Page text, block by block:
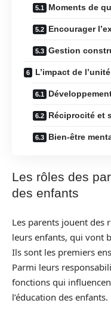
Moments de
Encourager
Gestion
L’impact de
Réciprocité et
Bien-être
Les rôles des
des enfants
Les parents jouent des
leurs enfants, qui vont
Ils sont les premiers
Parmi leurs
fonctions qui
l’éducation des enfants.